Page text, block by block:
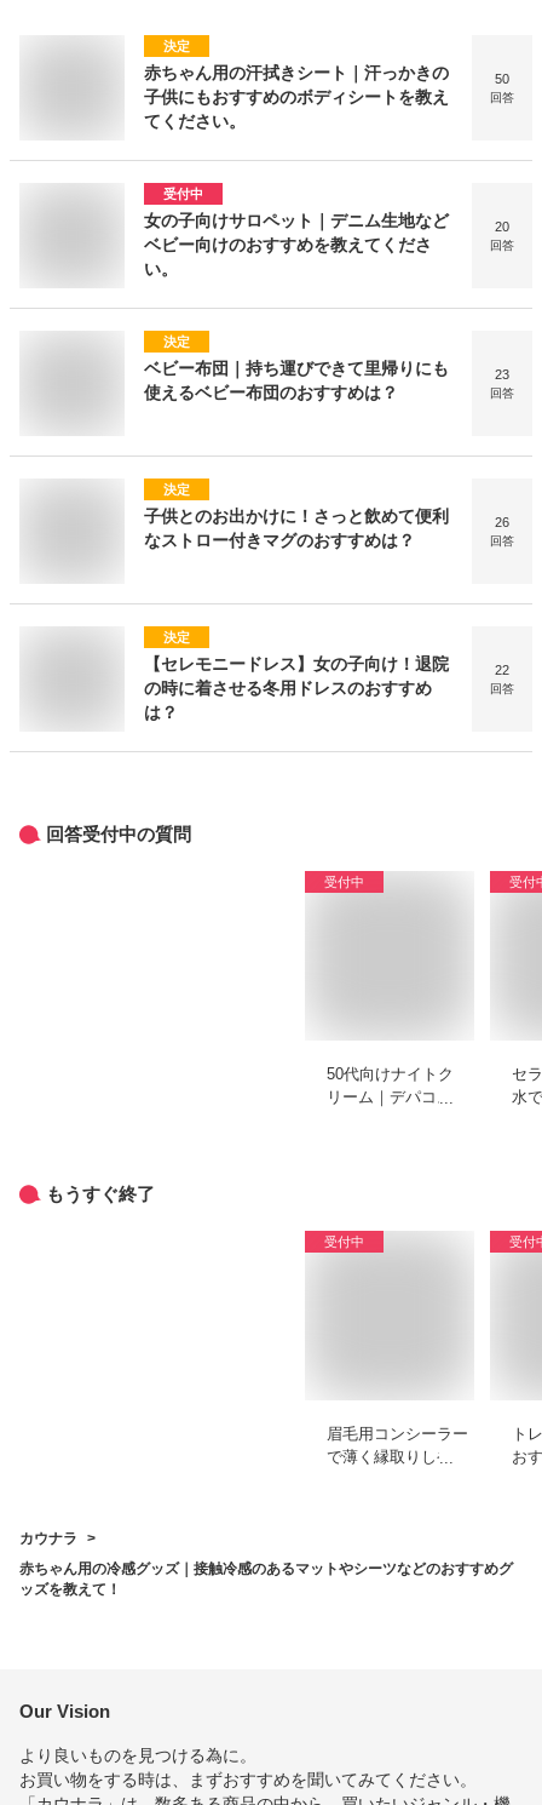
決定
赤ちゃん用の汗拭きシート｜汗っかきの
子供にもおすすめのボディシートを教え
てください。
50
回答
受付中
女の子向けサロペット｜デニム生地など
ベビー向けのおすすめを教えてくださ
い。
20
回答
決定
ベビー布団｜持ち運びできて里帰りにも
使えるベビー布団のおすすめは？
23
回答
決定
子供とのお出かけに！さっと飲めて便利
なストロー付きマグのおすすめは？
26
回答
決定
【セレモニードレス】女の子向け！退院
の時に着させる冬用ドレスのおすすめ
は？
22
回答
回答受付中の質問
受付中
50代向けナイトク
リーム｜デパコスか
受付
セ
水
もうすぐ終了
受付中
眉毛用コンシーラー
で薄く縁取りしやす
受付
ト
お
カウナラ
赤ちゃん用の冷感グッズ｜接触冷感のあるマットやシーツなどのおすすめグ
ッズを教えて！
Our Vision
より良いものを見つける為に。
お買い物をする時は、まずおすすめを聞いてみてください。